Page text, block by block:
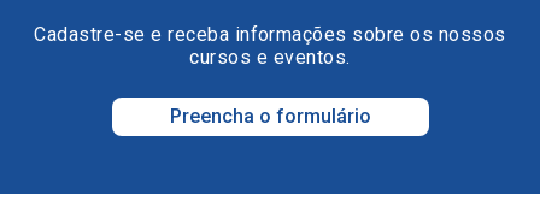
Cadastre-se e receba informações sobre os nossos
cursos e eventos.
Preencha o formulário